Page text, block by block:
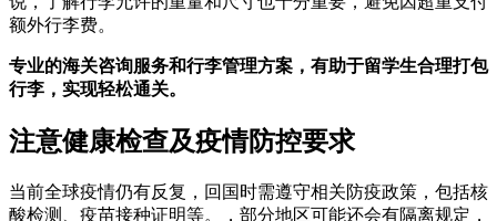
额外行李费。
专业的海关咨询服务和行李管理方案，有助于留学生合理打包
行李，实现轻松通关。
注意健康检查及疫情防控要求
当前全球疫情仍有反复，回国时需遵守相关防疫政策，包括核
酸检测、疫苗接种证明等。，部分地区可能还会有隔离规定，